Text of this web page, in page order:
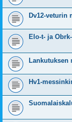
Dv12-veturin
Elo-t- ja
Lankutuksen
Hv1-